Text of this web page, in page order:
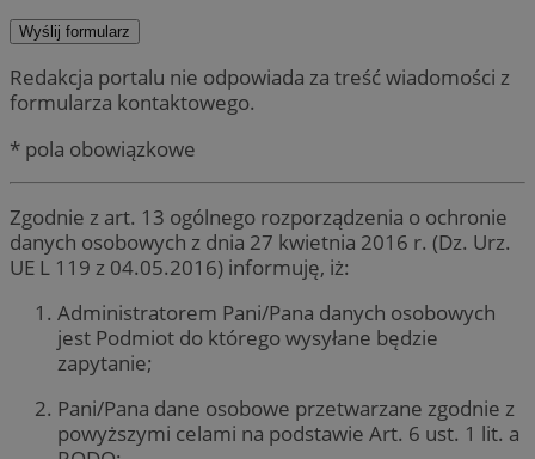
Redakcja portalu nie odpowiada za treść wiadomości z
formularza kontaktowego.
* pola obowiązkowe
Zgodnie z art. 13 ogólnego rozporządzenia o ochronie
danych osobowych z dnia 27 kwietnia 2016 r. (Dz. Urz.
UE L 119 z 04.05.2016) informuję, iż:
Administratorem Pani/Pana danych osobowych
jest Podmiot do którego wysyłane będzie
zapytanie;
Pani/Pana dane osobowe przetwarzane zgodnie z
powyższymi celami na podstawie Art. 6 ust. 1 lit. a